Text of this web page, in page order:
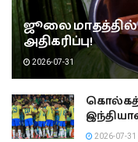
ஜூலை
அதிகரிப்பு!
2026-07-31
2026-07-31